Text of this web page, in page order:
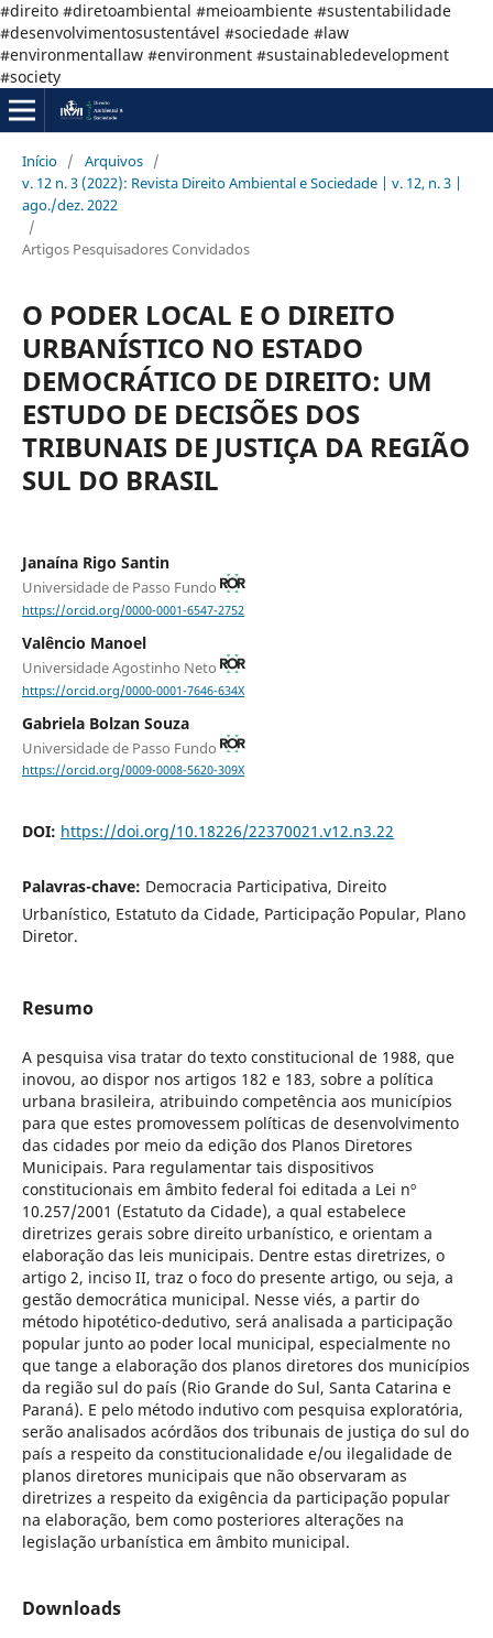
#direito #diretoambiental #meioambiente #sustentabilidade
#desenvolvimentosustentável #sociedade #law
#environmentallaw #environment #sustainabledevelopment
#society
Início / Arquivos /
v. 12 n. 3 (2022): Revista Direito Ambiental e Sociedade | v. 12, n. 3 |
ago./dez. 2022
/
Artigos Pesquisadores Convidados
O PODER LOCAL E O DIREITO
URBANÍSTICO NO ESTADO
DEMOCRÁTICO DE DIREITO: UM
ESTUDO DE DECISÕES DOS
TRIBUNAIS DE JUSTIÇA DA REGIÃO
SUL DO BRASIL
Janaína Rigo Santin
Universidade de Passo Fundo
https://orcid.org/0000-0001-6547-2752
Valêncio Manoel
Universidade Agostinho Neto
https://orcid.org/0000-0001-7646-634X
Gabriela Bolzan Souza
Universidade de Passo Fundo
https://orcid.org/0009-0008-5620-309X
DOI: https://doi.org/10.18226/22370021.v12.n3.22
Palavras-chave: Democracia Participativa, Direito
Urbanístico, Estatuto da Cidade, Participação Popular, Plano
Diretor.
Resumo
A pesquisa visa tratar do texto constitucional de 1988, que
inovou, ao dispor nos artigos 182 e 183, sobre a política
urbana brasileira, atribuindo competência aos municípios
para que estes promovessem políticas de desenvolvimento
das cidades por meio da edição dos Planos Diretores
Municipais. Para regulamentar tais dispositivos
constitucionais em âmbito federal foi editada a Lei nº
10.257/2001 (Estatuto da Cidade), a qual estabelece
diretrizes gerais sobre direito urbanístico, e orientam a
elaboração das leis municipais. Dentre estas diretrizes, o
artigo 2, inciso II, traz o foco do presente artigo, ou seja, a
gestão democrática municipal. Nesse viés, a partir do
método hipotético-dedutivo, será analisada a participação
popular junto ao poder local municipal, especialmente no
que tange a elaboração dos planos diretores dos municípios
da região sul do país (Rio Grande do Sul, Santa Catarina e
Paraná). E pelo método indutivo com pesquisa exploratória,
serão analisados acórdãos dos tribunais de justiça do sul do
país a respeito da constitucionalidade e/ou ilegalidade de
planos diretores municipais que não observaram as
diretrizes a respeito da exigência da participação popular
na elaboração, bem como posteriores alterações na
legislação urbanística em âmbito municipal.
Downloads